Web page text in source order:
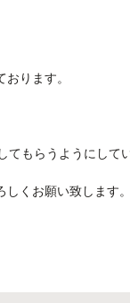
ります。
もらうようにして
くお願い致します。